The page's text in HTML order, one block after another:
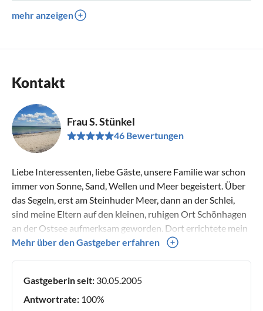
mehr anzeigen
Kontakt
Frau S. Stünkel
46 Bewertungen
Liebe Interessenten, liebe Gäste, unsere Familie war schon
immer von Sonne, Sand, Wellen und Meer begeistert. Über
das Segeln, erst am Steinhuder Meer, dann an der Schlei,
sind meine Eltern auf den kleinen, ruhigen Ort Schönhagen
an der Ostsee aufmerksam geworden. Dort errichtete mein
Vater dann das Ferienhaus „Haus Blumenkorb“ und
meine Eltern jetzt zurückgezogen, so dass ich nun in deren
Fußstapfen trete und hoffe, Ihnen ein ebenso guter
Mehr über den Gastgeber erfahren
Gastgeberin seit: 30.05.2005
Antwortrate: 100%